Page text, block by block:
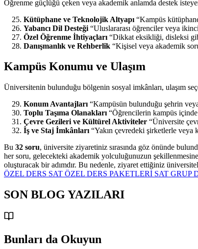
Öğrenme güçlüğü çeken veya akademik anlamda destek
Kütüphane ve Teknolojik Altyapı “Kampüs
Yabancı Dil Desteği “Uluslararası öğrenciler veya
Özel Öğrenme İhtiyaçları “Dikkat eksikliği, disleksi
Danışmanlık ve Rehberlik “Kişisel veya akademik
Kampüs Konumu ve Ulaşım
Üniversitenin bulunduğu bölgenin sosyal imkânları, ulaşım
Konum Avantajları “Kampüsün bulunduğu şehrin
Toplu Taşıma Olanakları “Öğrencilerin kampüs içinde
Çevre Gezileri ve Kültürel Aktiviteler “Üniversite
İş ve Staj İmkânları “Yakın çevredeki şirketlerle veya
Bu 32 soru, üniversite ziyaretiniz sırasında göz önünde
her soru, gelecekteki akademik yolculuğunuzun
oluşturacak bir adımdır. Bu nedenle, ziyaret ettiğiniz
ÖZEL DERS SAT ÖZEL DERS PAKETLERİ SAT GRUP
SON BLOG YAZILARI
Bunları da Okuyun